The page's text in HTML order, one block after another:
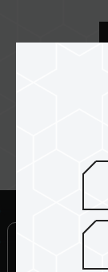
内存的最
若未启用
认频率（
XMP 2.0
法达到标
超频行为
JEDEC 标
频导致系